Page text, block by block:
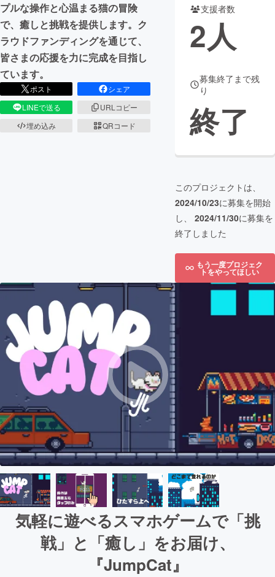
CAMPFIREふるさと納税
コミュニティ
プルな操作と心温まる猫の冒険
で、癒しと挑戦を提供します。ク
ラウドファンディングを通じて、
皆さまの応援を力に完成を目指し
ています。
ポスト
シェア
LINEで送る
URLコピー
埋め込み
QRコード
支援者数
2人
募集終了まで残
り
終了
このプロジェクトは、
2024/10/23に募集を開始
し、 2024/11/30に募集を
終了しました
もう一度プロジェク
トをやってほしい
気軽に遊べるスマホゲームで「挑
戦」と「癒し」をお届け、
『JumpCat』